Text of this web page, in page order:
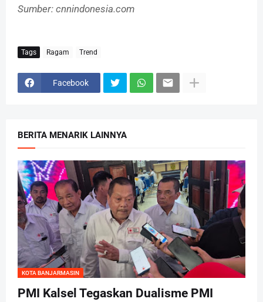
Sumber: cnnindonesia.com
Tags Ragam Trend
Facebook
BERITA MENARIK LAINNYA
KOTA BANJARMASIN
PMI Kalsel Tegaskan Dualisme PMI